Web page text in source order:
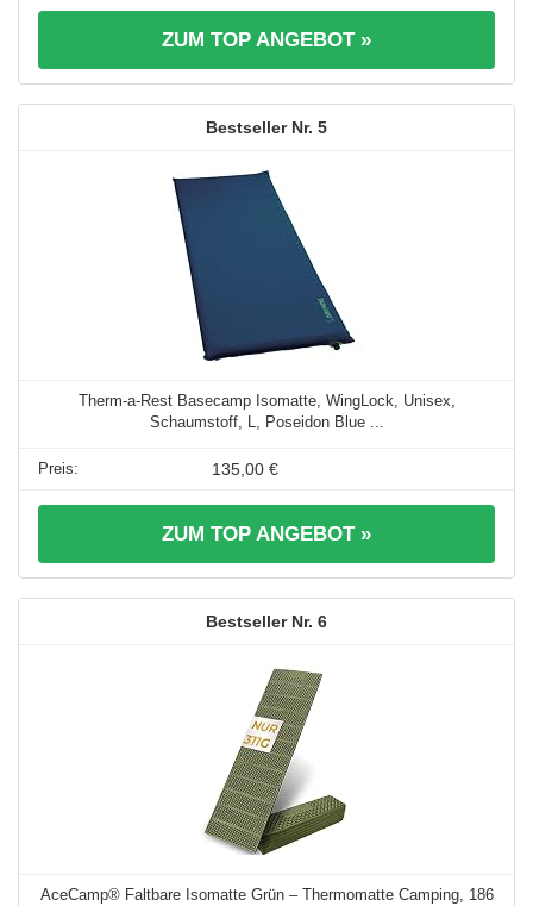
ZUM TOP ANGEBOT »
5
Therm-a-Rest Basecamp Isomatte, WingLock, Unisex,
Schaumstoff, L, Poseidon Blue ...
135,00 €
ZUM TOP ANGEBOT »
6
AceCamp® Faltbare Isomatte Grün – Thermomatte Camping, 186